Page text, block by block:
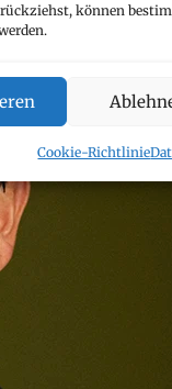
können
Cookie-Richtlinie